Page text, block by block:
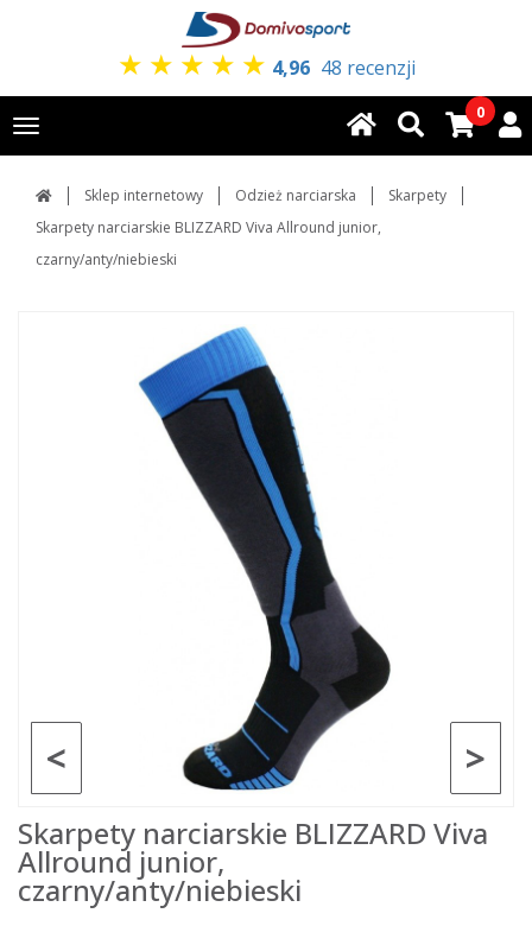
★ ★ ★ ★ ★ 4,96 48 recenzji
Toggle
navigation
0
Sklep internetowy Odzież narciarska
Skarpety
Skarpety narciarskie BLIZZARD Viva Allround junior,
czarny/anty/niebieski
>
<
Skarpety narciarskie BLIZZARD Viva
Allround junior,
czarny/anty/niebieski